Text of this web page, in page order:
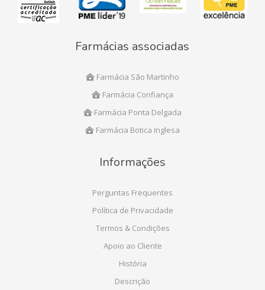
Farmácias associadas
Farmácia São Martinho
Farmácia Confiança
Farmácia Ponta Delgada
Farmácia Botica Inglesa
Informações
Perguntas Frequentes
Política de Privacidade
Termos & Condições
Apoio ao Cliente
História
Descrição